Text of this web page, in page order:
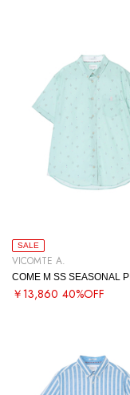
SALE
VICOMTE A.
￥13,860 40%OFF